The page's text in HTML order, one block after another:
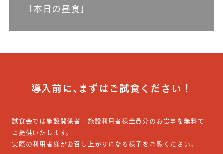
「本日の昼食」
導入前に､まずはご試食ください！
試食会では施設関係者・施設利用者様全員分のお食事を無料で
ご提供いたします。
実際の利用者様がお召し上がりになる様子をご覧ください。